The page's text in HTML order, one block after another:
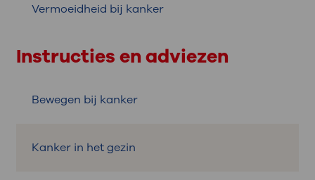
Vermoeidheid bij kanker
Instructies en adviezen
Bewegen bij kanker
Kanker in het gezin